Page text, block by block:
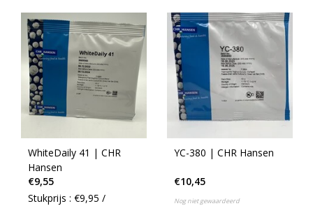
WhiteDaily 41 | CHR
Hansen
€9,55
Stukprijs : €9,95 /
YC-380 | CHR Hansen
€10,45
Nog niet gewaardeerd